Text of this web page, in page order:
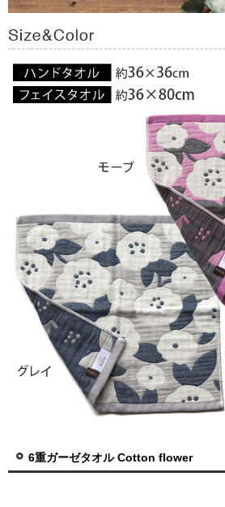
6重ガーゼタオル Cotton flower